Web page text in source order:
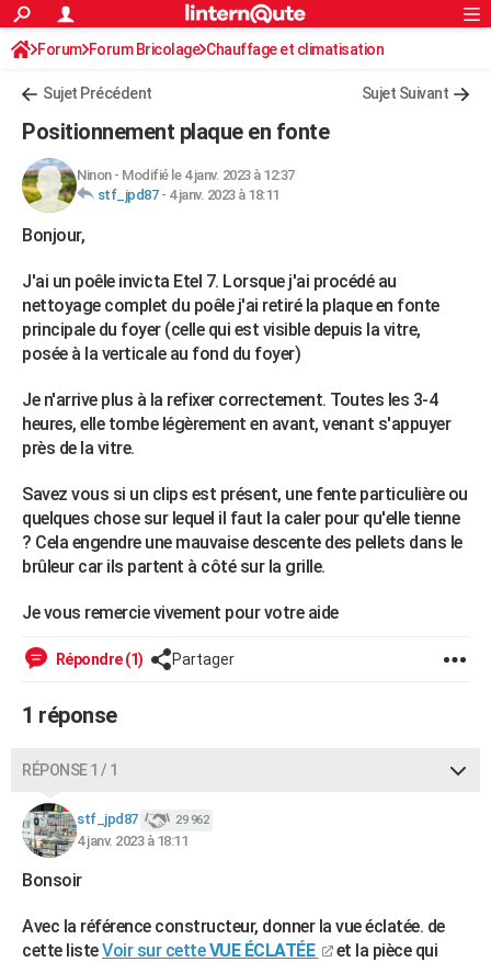
ACTUALITÉS
Politique
Société
Faits Divers
Education
Monde
Villes
+
FINANCE
Retraite
Impôts
Epargne
Immobilier
Risques naturels par ville
Banque
Assurance
Crédit
AUTO
Essais
Réserver un essai
Citadines
Berlines
SUV
Forum auto
+HIGH-TECH
Mobiles
Meilleur smartphone
Internet
Ordinateurs
Jeux vidéo
Guide high-tech
+BRICOLAGE
Forum
Aménagement intérieur
Extérieur
Cuisine
Salle de bains
Jardinage
Rangement
WEEK-END
Art de vivre
Bien-être
Loisirs
Mode
Modes de vie
SANTE
Destinations
City break
Voyage nature
Voyage de noces
Forum
Climat
+PHOTO
GUIDES D'ACHAT
BONS PLANS
CARTE DE VOEUX
S'inscrire
Se connecter
Lycées
Collèges
Primaires
Universités
Entreprises
Service militaire
Avis de recherche
AVIS DE DÉCÈS
FORUM
Rechercher
S'inscrire
Connexion
Forum Forum Bricolage Chauffage et climatisation
Chauffage bois/pellet/granulés
Sujet Précédent Sujet Suivant
Positionnement plaque en fonte
Ninon- Modifié le 4 janv. 2023 à 12:37
stf_jpd87- 4 janv. 2023 à 18:11
Bonjour,
J'ai un poêle invicta Etel 7. Lorsque j'ai procédé au
nettoyage complet du poêle j'ai retiré la plaque en fonte
principale du foyer (celle qui est visible depuis la vitre,
posée à la verticale au fond du foyer)
Je n'arrive plus à la refixer correctement. Toutes les 3-4
heures, elle tombe légèrement en avant, venant s'appuyer
près de la vitre.
Savez vous si un clips est présent, une fente particulière ou
quelques chose sur lequel il faut la caler pour qu'elle tienne
? Cela engendre une mauvaise descente des pellets dans le
brûleur car ils partent à côté sur la grille.
Je vous remercie vivement pour votre aide
Répondre (1) Partager
1 réponse
RÉPONSE 1 / 1
stf_jpd87 29 962
4 janv. 2023 à 18:11
Bonsoir
Avec la référence constructeur, donner la vue éclatée. de
cette listeVoir sur cetteVUE ÉCLATÉE
et la pièce qui